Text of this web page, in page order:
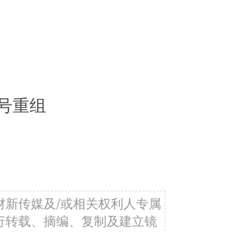
重组
传媒及/或相关权利人专属
转载、摘编、复制及建立镜